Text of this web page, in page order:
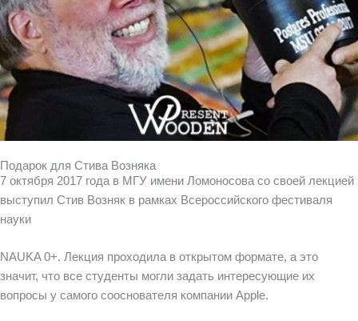
Подарок для Стива Возняка
7 октября 2017 года в МГУ имени Ломоносова со своей лекцией
выступил Стив Возняк в рамках Всероссийского фестиваля
науки
NAUKA 0+. Лекция проходила в открытом формате, а это
значит, что все студенты могли задать интересующие их
вопросы у самого сооснователя компании Apple.